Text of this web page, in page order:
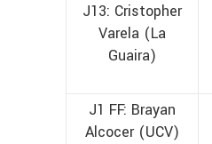
J13: Cristopher
Varela (La
Guaira)
J1 FF: Brayan
Alcocer (UCV)